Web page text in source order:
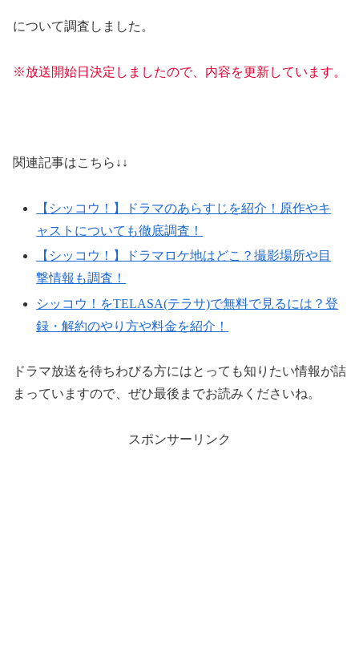
について調査しました。
※放送開始日決定しましたので、内容を更新しています。
関連記事はこちら↓↓
【シッコウ！】ドラマのあらすじを紹介！原作やキ
ャストについても徹底調査！
【シッコウ！】ドラマロケ地はどこ？撮影場所や目
撃情報も調査！
シッコウ！をTELASA(テラサ)で無料で見るには？登
録・解約のやり方や料金を紹介！
ドラマ放送を待ちわびる方にはとっても知りたい情報が詰
まっていますので、ぜひ最後までお読みくださいね。
スポンサーリンク